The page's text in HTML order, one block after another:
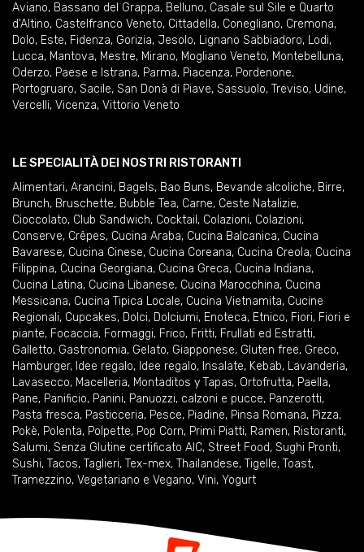
Aviano, Bassano del Grappa, Belluno, Casale sul Sile e Quarto
d'Altino, Castelfranco Veneto, Cittadella, Conegliano, Cremona,
Dolo, Este, Fidenza, Gorizia, Jesolo, Lignano Sabbiadoro, Lodi,
Lucca, Mantova, Mestre, Mirano, Mogliano Veneto, Montebelluna,
Oderzo, Paese e Istrana, Parma, Piacenza, Pordenone,
Portogruaro, Sacile, San Donà di Piave, Sassuolo, Treviso, Udine,
Vercelli, Vicenza, Vittorio Veneto
LE SPECIALITÀ DEI NOSTRI RISTORANTI
Alimentari, Arancini, Bagels, Bao Buns, Bevande alcoliche, Birre,
Brunch, Bruschette, Bubble Tea, Carne, Ceste Natalizie,
Cioccolato, Club Sandwich, Cocktail , Colazioni, Colazioni,
Conserve, Crêpes, Cucina Araba, Cucina Balcanica, Cucina
Bavarese, Cucina Cinese, Cucina Coreana, Cucina Creola, Cucina
Filippina, Cucina Georgiana, Cucina Greca, Cucina Indiana,
Cucina Latina, Cucina Libanese, Cucina Marocchina, Cucina
Messicana, Cucina Tipica Locale, Cucina Vietnamita, Cucine
Regionali, Cupcakes, Dolci, Dolciumi, Enoteca, Etnico, Fiori, Fiori e
piante, Focaccia, Formaggi, Frico, Fritti, Frullati ed Estratti,
Galletto, Gastronomia, Gelato, Giapponese, Gluten free, Greco,
Hamburger, Idee regalo, Idee regalo, Insalate, Kebab, Lavanderia,
Lavasecco, Macelleria, Montaditos y Tapas, Ortofrutta, Paella,
Pane, Panificio, Panini, Panuozzi, calzoni e pucce, Panzerotti,
Pasta fresca, Pasticceria, Pesce, Piadine, Pinsa Romana, Pizza,
Pokè, Polenta, Polpette, Pop Corn, Primi Piatti, Ramen, Ristoranti,
Salumi, Senza Glutine certificato AIC, Street Food, Sughi Pronti,
Sushi, Tacos, Taglieri, Tex-mex, Thailandese, Tigelle, Toast,
Tramezzino, Vegetariano e Vegano, Vini, Yogurt